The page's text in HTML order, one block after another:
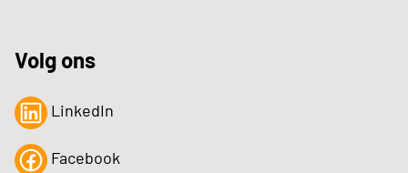
Volg ons
LinkedIn
Facebook